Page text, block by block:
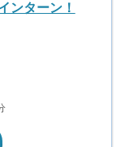
ンターン！